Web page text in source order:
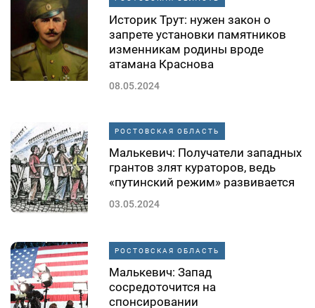
Историк Трут: нужен закон о
запрете установки памятников
изменникам родины вроде
атамана Краснова
08.05.2024
РОСТОВСКАЯ ОБЛАСТЬ
Малькевич: Получатели западных
грантов злят кураторов, ведь
«путинский режим» развивается
03.05.2024
РОСТОВСКАЯ ОБЛАСТЬ
Малькевич: Запад
сосредоточится на
спонсировании